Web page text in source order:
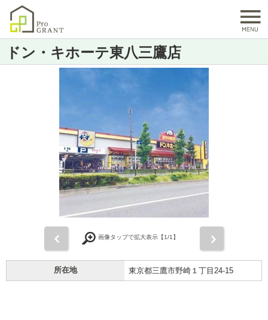
ドン・キホーテ東八三鷹店
画像タップで拡大表示【1/1】
所在地 東京都三鷹市野崎１丁目24-15